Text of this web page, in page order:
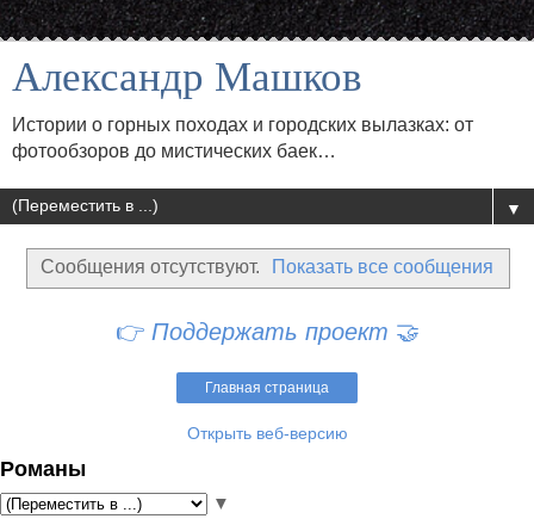
Александр Машков
Истории о горных походах и городских вылазках: от
фотообзоров до мистических баек…
▼
Сообщения отсутствуют. Показать все сообщения
👉 Поддержать проект 🤝
Главная страница
Открыть веб-версию
Романы
▼